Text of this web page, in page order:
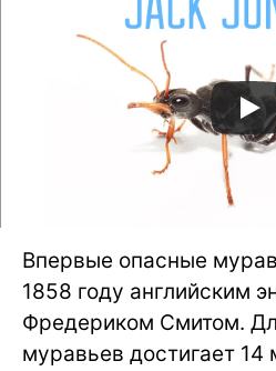
Впервые опасные
1858 году английским
Фредериком Смитом.
муравьев достигает 14